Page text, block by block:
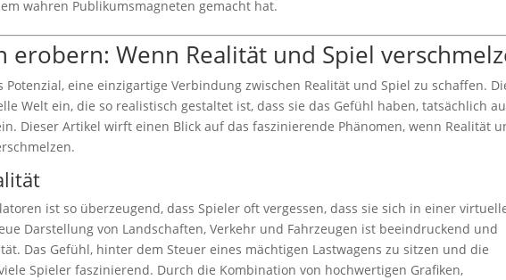
wahren Publikumsmagneten gemacht hat.
erobern: Wenn Realität und Spiel
eine einzigartige Verbindung zwischen Realität und Spiel zu schaffen.
Welt ein, die so realistisch gestaltet ist, dass sie das Gefühl haben, tatsächlich
Dieser Artikel wirft einen Blick auf das faszinierende Phänomen, wenn Realität
ist so überzeugend, dass Spieler oft vergessen, dass sie sich in einer
Darstellung von Landschaften, Verkehr und Fahrzeugen ist beeindruckend und
Das Gefühl, hinter dem Steuer eines mächtigen Lastwagens zu sitzen und die
Spieler faszinierend. Durch die Kombination von hochwertigen Grafiken,